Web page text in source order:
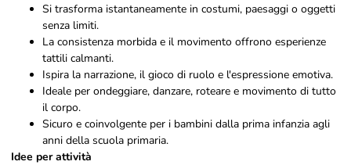
Si trasforma istantaneamente in costumi, paesaggi o oggetti
senza limiti.
La consistenza morbida e il movimento offrono esperienze
tattili calmanti.
Ispira la narrazione, il gioco di ruolo e l'espressione emotiva.
Ideale per ondeggiare, danzare, roteare e movimento di tutto
il corpo.
Sicuro e coinvolgente per i bambini dalla prima infanzia agli
anni della scuola primaria.
Idee per attività